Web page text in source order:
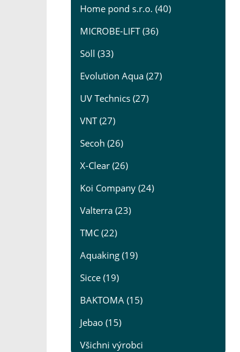
Home pond s.r.o. (40)
MICROBE-LIFT (36)
Söll (33)
Evolution Aqua (27)
UV Technics (27)
VNT (27)
Secoh (26)
X-Clear (26)
Koi Company (24)
Valterra (23)
TMC (22)
Aquaking (19)
Sicce (19)
BAKTOMA (15)
Jebao (15)
Všichni výrobci